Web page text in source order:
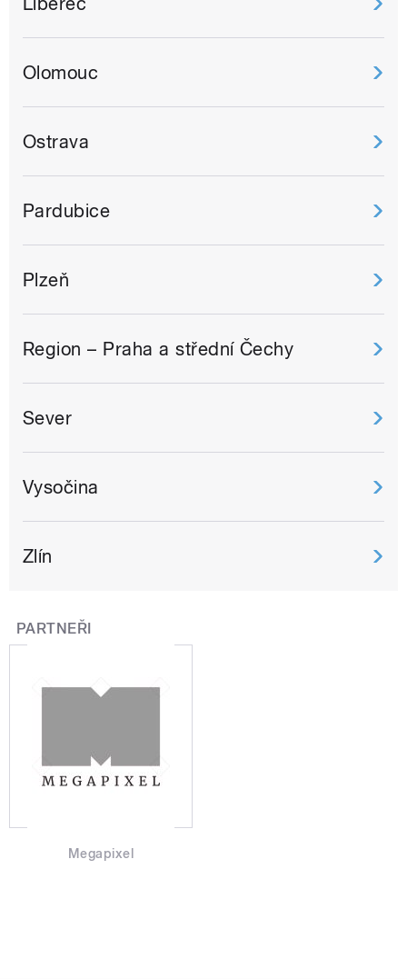
Olomouc
Ostrava
Pardubice
Plzeň
Region – Praha a střední Čechy
Sever
Vysočina
Zlín
PARTNEŘI
Megapixel